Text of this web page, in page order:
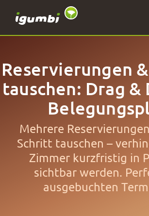
Reservierungen
tauschen: Drag &
Mehrere
Schritt tauschen –
Zimmer kurzfristig in
sichtbar werden.
ausgebuchten